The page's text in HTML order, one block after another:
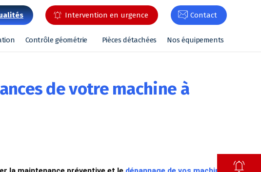
Intervention en urgence Contact
Contrôle géométrie Pièces détachées Nos équipements
de votre machine à